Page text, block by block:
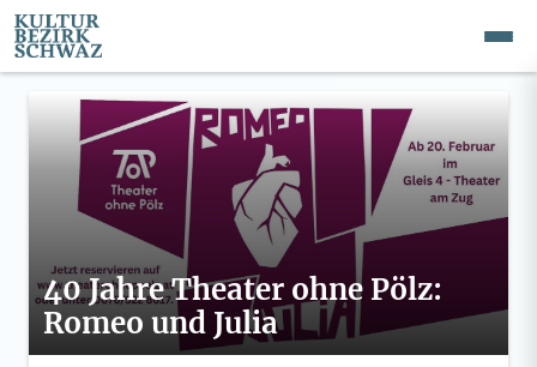
40 Jahre Theater ohne Pölz:
Romeo und Julia